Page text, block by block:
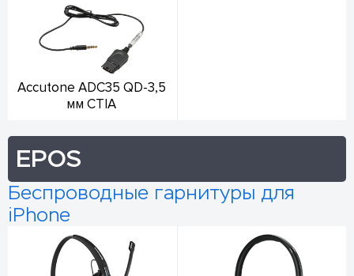
Accutone ADC35 QD-3,5
мм CTIA
EPOS
Беспроводные гарнитуры для
iPhone